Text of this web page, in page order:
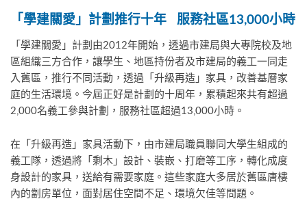
「學建關愛」計劃推行十年 服務社區13,000小時
「學建關愛」計劃由2012年開始，透過市建局與大專院校及地
區組織三方合作，讓學生、地區持份者及市建局的義工一同走
入舊區，推行不同活動，透過「升級再造」家具，改善基層家
庭的生活環境。今屆正好是計劃的十周年，累積起來共有超過
2,000名義工參與計劃，服務社區超過13,000小時。
在「升級再造」家具活動下，由市建局職員聯同大學生組成的
義工隊，透過將「剩木」設計、裝嵌、打磨等工序，轉化成度
身設計的家具，送給有需要家庭。這些家庭大多居於舊區唐樓
內的劏房單位，面對居住空間不足、環境欠佳等問題。